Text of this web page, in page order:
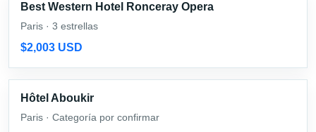
Best Western Hotel Ronceray Opera
Paris · 3 estrellas
$2,003 USD
Hôtel Aboukir
Paris · Categoría por confirmar